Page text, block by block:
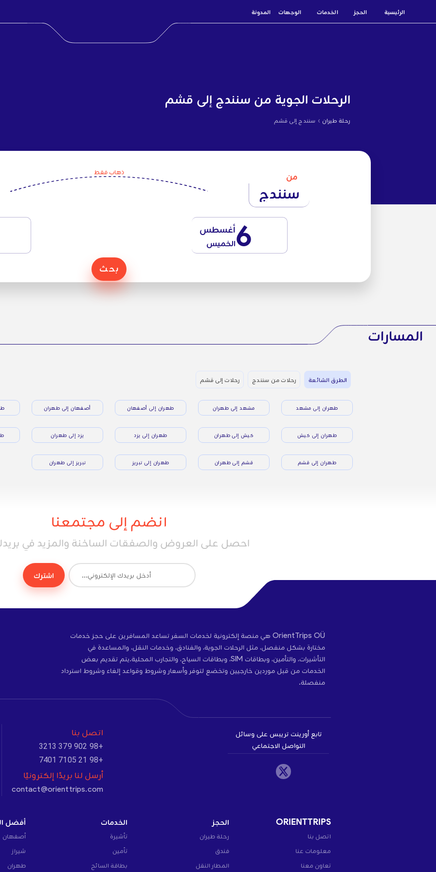
الرئيسية الحجز الخدمات الوجهات المدونة
الرحلات الجوية من سنندج إلى قشم
رحلة طيران › سنندج إلى قشم
من
سنندج
ذهاب فقط
6أغسطس
الخميس
بحث
المسارات
الطرق الشائعة رحلات من سنندج رحلات إلى قشم
طهران إلى مشهد مشهد إلى طهران طهران إلى أصفهان أصفهان إلى طهران
طهران إلى كيش كيش إلى طهران طهران إلى يزد يزد إلى طهران
طهران إلى قشم قشم إلى طهران طهران إلى تبريز تبريز إلى طهران
انضم إلى مجتمعنا
احصل على العروض والصفقات الساخنة والمزيد في بريدك
اشترك
OrientTrips OÜ هي منصة إلكترونية لخدمات السفر تساعد المسافرين على حجز خدمات
مختارة بشكل منفصل، مثل الرحلات الجوية، والفنادق، وخدمات النقل، والمساعدة في
التأشيرات، والتأمين، وبطاقات SIM، وبطاقات السياح، والتجارب المحلية.يتم تقديم بعض
الخدمات من قبل موردين خارجيين وتخضع لتوفر وأسعار وشروط وقواعد إلغاء وشروط استرداد
منفصلة.
تابع أورينت تريبس على وسائل
التواصل الاجتماعي
اتصل بنا
+98 902 379 3213
+98 21 7105 7401
أرسل لنا بريدًا إلكترونيًا
contact@orienttrips.com
ORIENTTRIPS
اتصل بنا
معلومات عنا
تعاون معنا
الحجز
رحلة طيران
فندق
المطار النقل
الخدمات
تأشيرة
تأمين
بطاقة السائح
أفضل
أصفهان
شيراز
طهران